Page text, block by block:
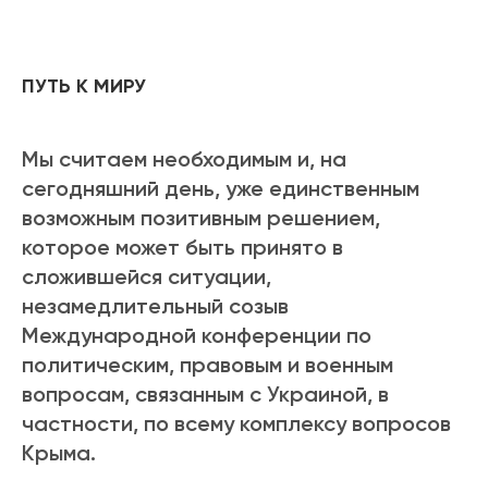
ПУТЬ К МИРУ
Мы считаем необходимым и, на
сегодняшний день, уже единственным
возможным позитивным решением,
которое может быть принято в
сложившейся ситуации,
незамедлительный созыв
Международной конференции по
политическим, правовым и военным
вопросам, связанным с Украиной, в
частности, по всему комплексу вопросов
Крыма.